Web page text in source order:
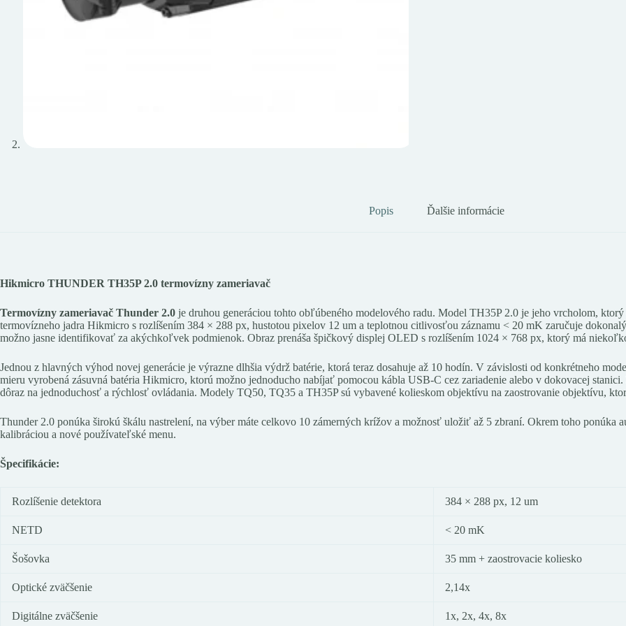
Popis Ďalšie informácie
Hikmicro THUNDER TH35P 2.0 termovízny zameriavač
Termovízny zameriavač Thunder 2.0 je druhou generáciou tohto obľúbeného modelového radu. Model TH35P 2.0 je jeho vrcholom,
termovízneho jadra Hikmicro s rozlíšením 384 × 288 px, hustotou pixelov 12 um a teplotnou citlivosťou záznamu < 20 mK zaručuje
možno jasne identifikovať za akýchkoľvek podmienok. Obraz prenáša špičkový displej OLED s rozlíšením 1024 × 768 px, ktorý má
Jednou z hlavných výhod novej generácie je výrazne dlhšia výdrž batérie, ktorá teraz dosahuje až 10 hodín. V závislosti od konkrétneho
mieru vyrobená zásuvná batéria Hikmicro, ktorú možno jednoducho nabíjať pomocou kábla USB-C cez zariadenie alebo v dokovacej
dôraz na jednoduchosť a rýchlosť ovládania. Modely TQ50, TQ35 a TH35P sú vybavené kolieskom objektívu na zaostrovanie objektívu,
Thunder 2.0 ponúka širokú škálu nastrelení, na výber máte celkovo 10 zámerných krížov a možnosť uložiť až 5 zbraní. Okrem toho ponúka
kalibráciou a nové používateľské menu.
Špecifikácie:
Rozlíšenie detektora 384 × 288 px, 12 um
NETD < 20 mK
Šošovka 35 mm + zaostrovacie koliesko
Optické zväčšenie 2,14x
Digitálne zväčšenie 1x, 2x, 4x, 8x